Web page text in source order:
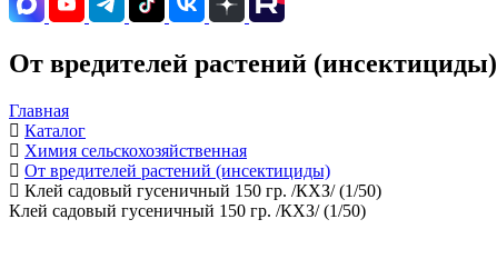
От вредителей растений (инсектициды)
Главная
Каталог
Химия сельскохозяйственная
От вредителей растений (инсектициды)
Клей садовый гусеничный 150 гр. /КХЗ/ (1/50)
Клей садовый гусеничный 150 гр. /КХЗ/ (1/50)